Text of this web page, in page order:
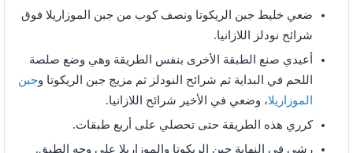
ضعي خليط جبن الريكوتا ونصف كوب من جبن الموزاريلا فوق
شرائح نودلز اللازانيا.
أعيدي صنع الطبقة الأخرى بنفس الطريقة وهي وضع صلصة
اللحم في البداية ثم شرائح النودلز ثم مزيج جبن الريكوتا وجبن
الموزاريلا، وضعي في الأخير شرائح اللازانيا.
كرري هذه الطريقة حتى تحصلي على أربع طبقات.
رشي في النهاية جبن الريكوتا والموزاريلا على وجه الطبق.